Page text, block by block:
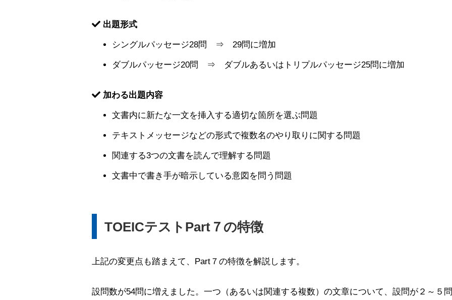
出題形式
シングルパッセージ28問 ⇒ 29問に増加
ダブルパッセージ20問 ⇒ ダブルあるいはトリプルパッセージ25問に増加
加わる出題内容
文書内に新たな一文を挿入する適切な箇所を選ぶ問題
テキストメッセージなどの形式で複数名のやり取りに関する問題
関連する3つの文書を読んで理解する問題
文書中で書き手が暗示している意図を問う問題
TOEICテストPart７の特徴
上記の変更点も踏まえて、Part７の特徴を解説します。
設問数が54問に増えました。一つ（あるいは関連する複数）の文章について、設問が２～５問